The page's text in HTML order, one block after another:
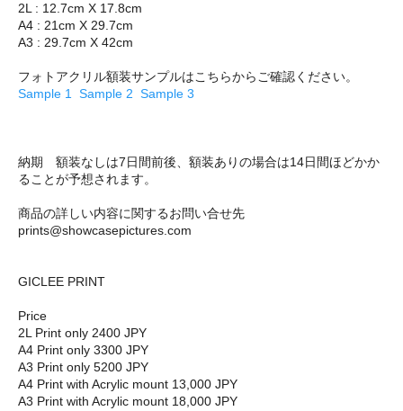
2L : 12.7cm X 17.8cm
A4 : 21cm X 29.7cm
A3 : 29.7cm X 42cm
フォトアクリル額装サンプルはこちらからご確認ください。
Sample 1
Sample 2 Sample 3
納期 額装なしは7日間前後、額装ありの場合は14日間ほどかか
ることが予想されます。
商品の詳しい内容に関するお問い合せ先
prints@showcasepictures.com
GICLEE PRINT
Price
2L Print only 2400 JPY
A4 Print only 3300 JPY
A3 Print only 5200 JPY
A4 Print with Acrylic mount 13,000 JPY
A3 Print with Acrylic mount 18,000 JPY